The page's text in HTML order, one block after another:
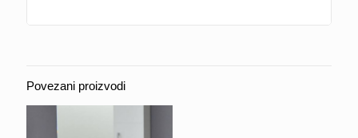
Povezani proizvodi